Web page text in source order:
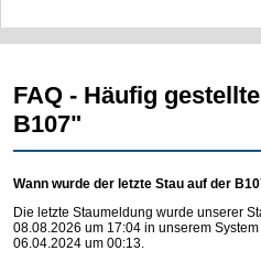
FAQ - Häufig
B107"
Wann wurde der letzte Stau auf der
Die letzte Staumeldung wurde unserer
08.08.2026 um 17:04 in unserem
06.04.2024 um 00:13.